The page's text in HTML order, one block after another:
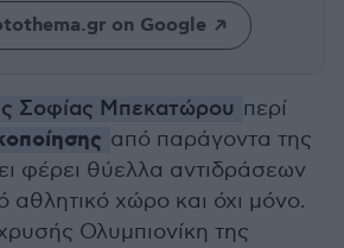
on Google
Σοφίας Μπεκατώρου περί
από παράγοντα της
φέρει θύελλα αντιδράσεων
αθλητικό χώρο και όχι μόνο.
Ολυμπιονίκη της